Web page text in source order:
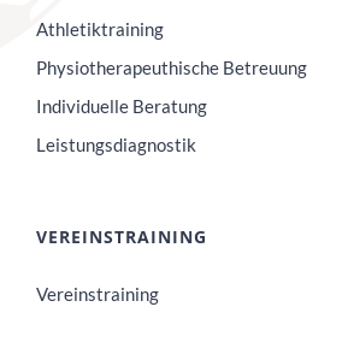
Athletiktraining
Physiotherapeuthische Betreuung
Individuelle Beratung
Leistungsdiagnostik
VEREINSTRAINING
Vereinstraining